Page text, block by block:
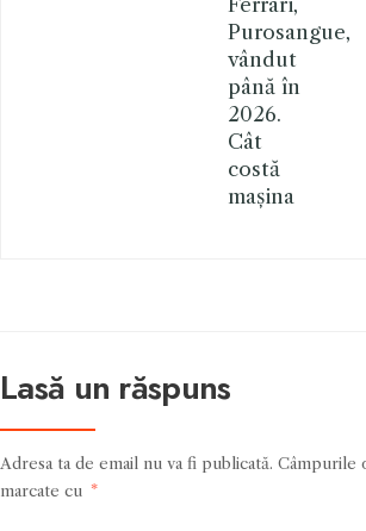
Ferrari,
Purosangue,
vândut
până în
2026.
Cât
costă
mașina
Lasă un răspuns
Adresa ta de email nu va fi publicată. Câmpurile
marcate cu *